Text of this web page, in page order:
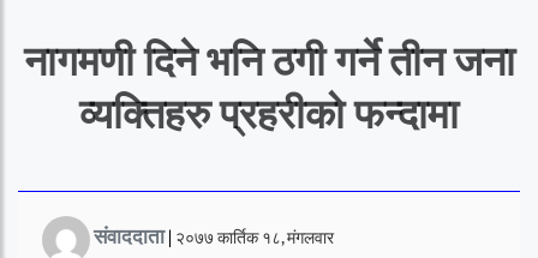
नागमणी दिने भनि ठगी गर्ने तीन जना
व्यक्तिहरु प्रहरीको फन्दामा
संवाददाता| २०७७ कार्तिक १८, मंगलवार